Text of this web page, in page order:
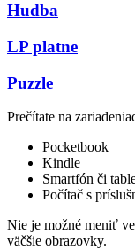
Hudba
LP platne
Puzzle
Prečítate na
Pocketbook
Kindle
Smartfón či
Počítač s
Nie je možné meniť
väčšie obrazovky.